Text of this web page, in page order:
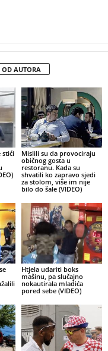
OD AUTORA
stići
Mislili su da provociraju
običnog gosta u
restoranu. Kada su
shvatili ko zapravo sjedi
za stolom, više im nije
bilo do šale (VIDEO)
Htjela udariti boks
mašinu, pa slučajno
nokautirala mladića
pored sebe (VIDEO)